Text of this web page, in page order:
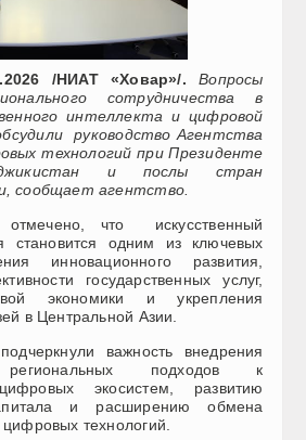
/НИАТ «Ховар»/.
Вопросы
сотрудничества в
интеллекта и цифровой
руководство Агентства
технологий при Президенте
и послы стран
сообщает агентство.
что искусственный
становится одним из ключевых
инновационного развития,
государственных услуг,
экономики и укрепления
в Центральной Азии.
важность внедрения
региональных подходов к
экосистем, развитию
и расширению обмена
технологий.